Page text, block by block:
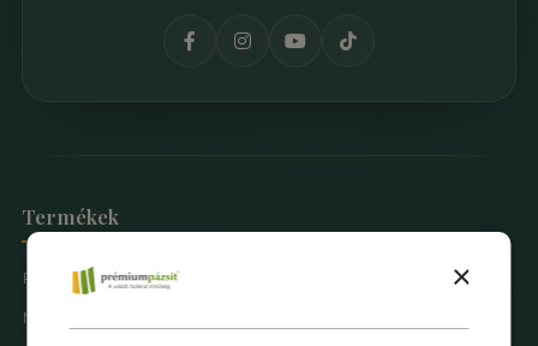
Termékek
Prémium Pázsit® Műfüvek
Mintarendelés
×